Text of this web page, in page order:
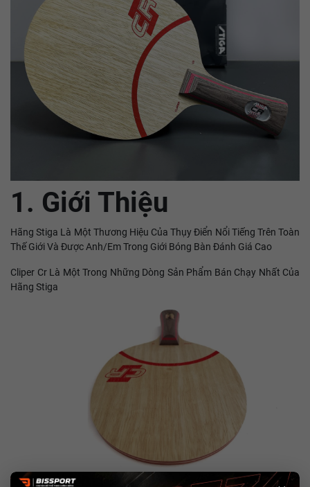
1. Giới Thiệu
Hãng Stiga Là Một Thương Hiệu Của Thụy Điển Nổi Tiếng Trên Toàn
Thế Giới Và Được Anh/Em Trong Giới Bóng Bàn Đánh Giá Cao
Cliper Cr Là Một Trong Những Dòng Sản Phẩm Bán Chạy Nhất Của
Hãng Stiga